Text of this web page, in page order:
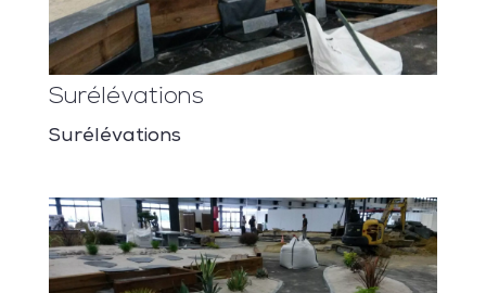
Surélévations
Surélévations